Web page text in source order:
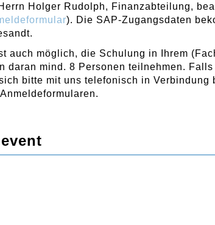
Holger Rudolph, Finanzabteilung,
). Die SAP-Zugangsdaten
auch möglich, die Schulung in Ihrem
daran mind. 8 Personen teilnehmen.
bitte mit uns telefonisch in Verbindung